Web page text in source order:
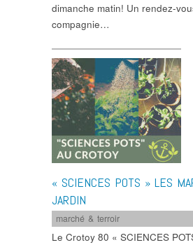
dimanche matin! Un rendez-
compagnie…
« SCIENCES POTS » LES
JARDIN
marché & terroir
Le Crotoy 80 « SCIENCES